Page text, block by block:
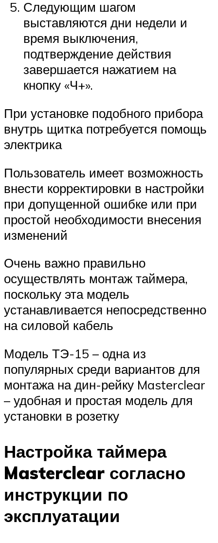
Следующим шагом
выставляются дни недели и
время выключения,
подтверждение действия
завершается нажатием на
кнопку «Ч+».
При установке подобного прибора
внутрь щитка потребуется помощь
электрика
Пользователь имеет возможность
внести корректировки в настройки
при допущенной ошибке или при
простой необходимости внесения
изменений
Очень важно правильно
осуществлять монтаж таймера,
поскольку эта модель
устанавливается непосредственно
на силовой кабель
Модель ТЭ-15 – одна из
популярных среди вариантов для
монтажа на дин-рейку Masterclear
– удобная и простая модель для
установки в розетку
Настройка таймера
Masterclear согласно
инструкции по
эксплуатации